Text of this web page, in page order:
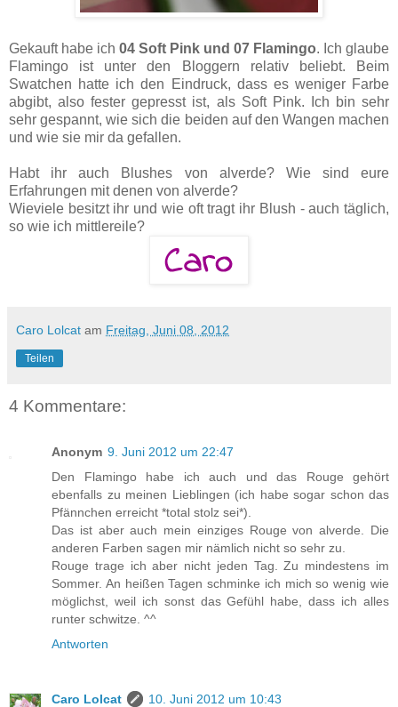
Gekauft habe ich 04 Soft Pink und 07 Flamingo. Ich glaube
Flamingo ist unter den Bloggern relativ beliebt. Beim
Swatchen hatte ich den Eindruck, dass es weniger Farbe
abgibt, also fester gepresst ist, als Soft Pink. Ich bin sehr
sehr gespannt, wie sich die beiden auf den Wangen machen
und wie sie mir da gefallen.
Habt ihr auch Blushes von alverde? Wie sind eure
Erfahrungen mit denen von alverde?
Wieviele besitzt ihr und wie oft tragt ihr Blush - auch täglich,
so wie ich mittlereile?
Caro Lolcat am Freitag, Juni 08, 2012
Teilen
4 Kommentare:
Anonym 9. Juni 2012 um 22:47
Den Flamingo habe ich auch und das Rouge gehört
ebenfalls zu meinen Lieblingen (ich habe sogar schon das
Pfännchen erreicht *total stolz sei*).
Das ist aber auch mein einziges Rouge von alverde. Die
anderen Farben sagen mir nämlich nicht so sehr zu.
Rouge trage ich aber nicht jeden Tag. Zu mindestens im
Sommer. An heißen Tagen schminke ich mich so wenig wie
möglichst, weil ich sonst das Gefühl habe, dass ich alles
runter schwitze. ^^
Antworten
Caro Lolcat
10. Juni 2012 um 10:43